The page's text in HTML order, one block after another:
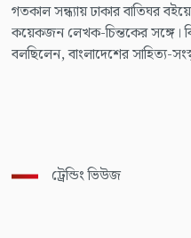
গতকাল সন্ধ্যায় ঢাকার বাতিঘর
কয়েকজন লেখক-চিন্তকের
বলছিলেন, বাংলাদেশের সাহিত্য-
বিজ্ঞান, অর্থনীতি, গবেষণা,
প্রয়োজন। তখন আরেক লেখক
করে বলেন, ১ হাজার কোটি এখন
ট্রেন্ডিং ভিউজ